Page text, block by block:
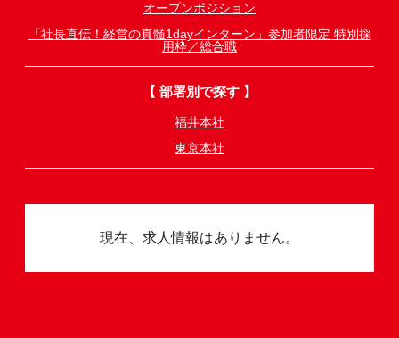
オープンポジション
「社長直伝！経営の真髄1dayインターン」参加者限定 特別採
用枠／総合職
【 部署別で探す 】
福井本社
東京本社
現在、求人情報はありません。